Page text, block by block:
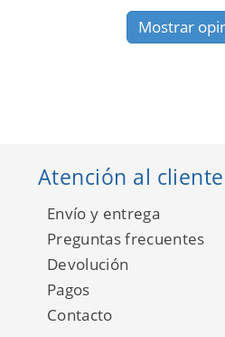
Mostrar
Atención al cliente
Envío y entrega
Preguntas frecuentes
Devolución
Pagos
Contacto